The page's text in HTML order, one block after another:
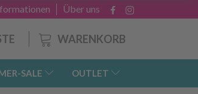
Über uns
WARENKORB
SALE OUTLET